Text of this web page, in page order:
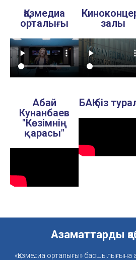
Қазмедиа
орталығы
залы
Абай
Кунанбаев
"Көзімнің
қарасы"
БАҚ біз
Азаматтарды
«Қазмедиа орталығы» басшылығына